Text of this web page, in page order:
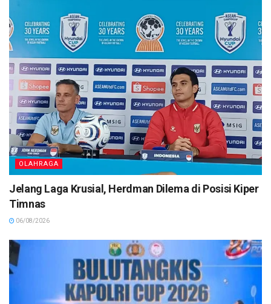
OLAHRAGA
Jelang Laga Krusial, Herdman Dilema di Posisi Kiper
Timnas
06/08/2026